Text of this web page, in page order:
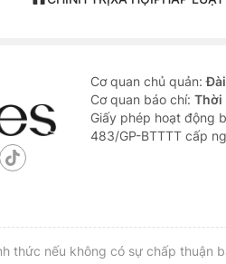
Cơ quan chủ quản:
Cơ quan báo chí: Thời
Giấy phép hoạt động
483/GP-BTTTT cấp
thức nếu không có sự chấp thuận